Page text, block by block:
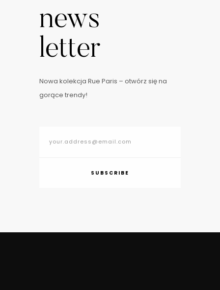
news
letter
Nowa kolekcja Rue Paris – otwórz się na
gorące trendy!
SUBSCRIBE